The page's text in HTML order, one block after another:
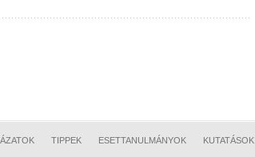
TIPPEK ESETTANULMÁNYOK KUTATÁSOK